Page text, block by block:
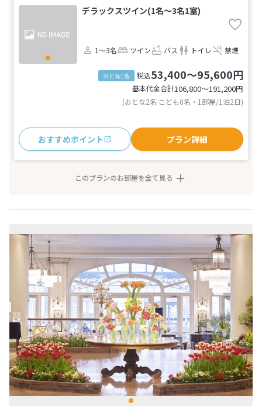
デラックスツイン(1名～3名1室)
1～3名 ツイン バス トイレ 禁煙
おとな1名 税込53,400～95,600円
基本代金合計106,800〜191,200円
(おとな2名 こども0名・1部屋/1泊2日)
おすすめポイント プラン詳細
このプランのお部屋を全て見る